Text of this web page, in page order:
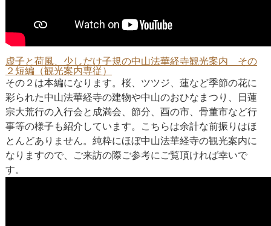
虚子と荷風、少しだけ子規の中山法華経寺観光案内 その
２短編（観光案内専従）
その２は本編になります。桜、ツツジ、蓮など季節の花に
彩られた中山法華経寺の建物や中山のおひなまつり、日蓮
宗大荒行の入行会と成満会、節分、酉の市、骨董市など行
事等の様子も紹介しています。こちらは余計な前振りはほ
とんどありません。純粋にほぼ中山法華経寺の観光案内に
なりますので、ご来訪の際ご参考にご覧頂ければ幸いで
す。